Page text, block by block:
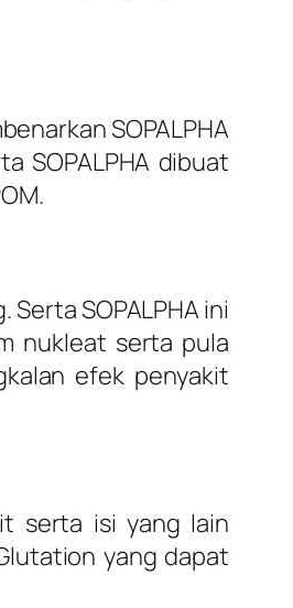
SOPALPHA
SOPALPHA dibuat
SOPALPHA ini
nukleat serta pula
efek penyakit
serta isi yang lain
yang dapat